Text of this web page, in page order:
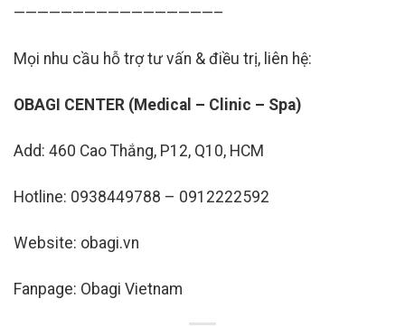
—————————————————–
Mọi nhu cầu hỗ trợ tư vấn & điều trị, liên hệ:
OBAGI CENTER (Medical – Clinic – Spa)
Add: 460 Cao Thắng, P12, Q10, HCM
Hotline: 0938449788 – 0912222592
Website: obagi.vn
Fanpage: Obagi Vietnam